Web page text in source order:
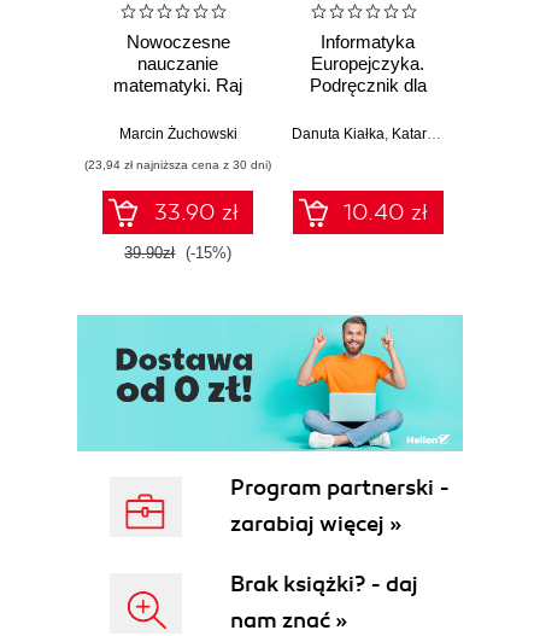
15. Informacje o realizacji (81)
Bibliografia (83)
Nowoczesne
nauczanie
matematyki. Raj
kalkulatora?
Marcin Żuchowski
(23,94 zł najniższa cena z 30 dni)
33.90 zł
39.90zł (-15%)
Informatyka
Europejczyka.
Podręcznik dla
podstawowej.
Danuta Kiałka, Katarzyna Kiałka
10.40 zł
Program partnerski -
zarabiaj więcej »
Brak książki? - daj
nam znać »